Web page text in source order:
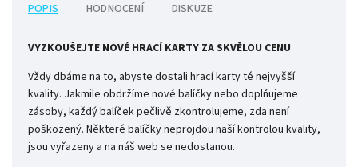
POPIS HODNOCENÍ DISKUZE
VYZKOUŠEJTE NOVÉ HRACÍ KARTY ZA SKVĚLOU CENU
Vždy dbáme na to, abyste dostali hrací karty té nejvyšší
kvality. Jakmile obdržíme nové balíčky nebo doplňujeme
zásoby, každý balíček pečlivě zkontrolujeme, zda není
poškozený. Některé balíčky neprojdou naší kontrolou kvality,
jsou vyřazeny a na náš web se nedostanou.